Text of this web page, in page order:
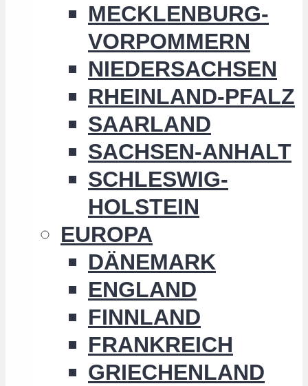
MECKLENBURG-
VORPOMMERN
NIEDERSACHSEN
RHEINLAND-PFALZ
SAARLAND
SACHSEN-ANHALT
SCHLESWIG-
HOLSTEIN
EUROPA
DÄNEMARK
ENGLAND
FINNLAND
FRANKREICH
GRIECHENLAND